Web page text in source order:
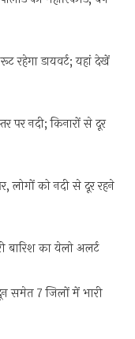
रहेगा डायवर्ट; यहां देखें
पर नदी; किनारों से दूर
लोगों को नदी से दूर रहने
बारिश का येलो अलर्ट
समेत 7 जिलों में भारी